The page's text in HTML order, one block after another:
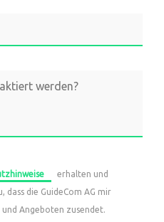
erhalten und
die GuideCom AG mir
Angeboten zusendet.